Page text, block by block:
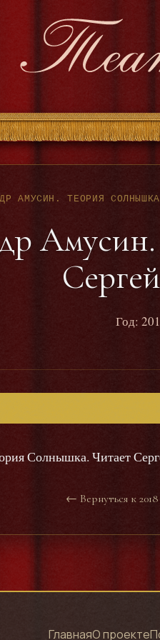
Год:
Солнышка. Читает
← Вернуться к
ГлавнаяО проекте